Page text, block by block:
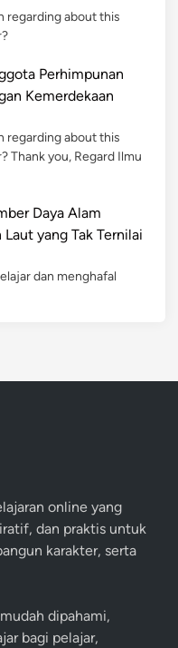
regarding about this
Perhimpunan
Kemerdekaan
regarding about this
Thank you, Regard Ilmu
Daya Alam
yang Tak Ternilai
dan menghafal
online yang
dan praktis untuk
karakter, serta
dipahami,
bagi pelajar,